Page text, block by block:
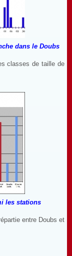
dans le Doubs
classes de taille de
les stations
entre Doubs et